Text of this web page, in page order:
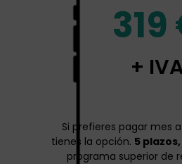
319
+
Si prefieres pagar mes
tienes la opción. 5 plazos,
programa superior de